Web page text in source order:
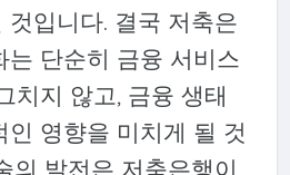
것입니다. 결국 저축은
는 단순히 금융 서비스
치지 않고, 금융 생태
인 영향을 미치게 될 것
의 발전은 저축은행이